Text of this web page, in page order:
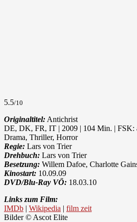
5.5/10
Originaltitel: Antichrist
DE, DK, FR, IT | 2009 | 104 Min. | FSK:
Drama, Thriller, Horror
Regie: Lars von Trier
Drehbuch: Lars von Trier
Besetzung: Willem Dafoe, Charlotte
Kinostart: 10.09.09
DVD/Blu-Ray VÖ: 18.03.10
Links zum Film:
IMDb | Wikipedia | film zeit
Bilder © Ascot Elite